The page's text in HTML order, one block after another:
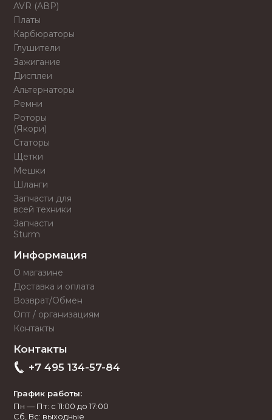
AVR (АВР)
Платы
Карбюраторы
Глушители
Зажигание
Дисплеи
Альтернаторы
Ремни
Роторы
(Якори)
Статоры
Щетки
Мешки
Шланги
Запчасти для
всей техники
Запчасти
Sturm
Информация
О магазине
Доставка и оплата
Возврат/Обмен
Опт / организациям
Контакты
Контакты
+7 495 134-57-84
График работы:
Пн — Пт: с 11:00 до 17:00
Сб, Вс: выходные